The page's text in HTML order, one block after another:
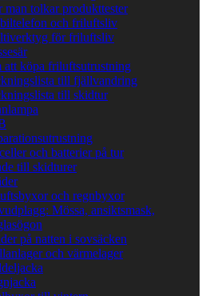
man tolkar produkttester
och friluftsliv
för friluftsliv
att köpa friluftsutrustning
till fjällvandring
till skidtur
och batterier på tur
till skidturer
och regnbyxor
Mössa, ansiktsmask,
på natten i sovsäcken
och värmelager